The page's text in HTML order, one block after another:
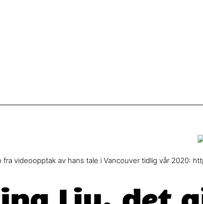
fra videoopptak av hans tale i Vancouver tidlig vår 2020: